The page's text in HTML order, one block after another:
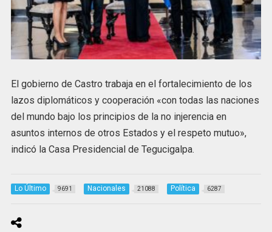
El gobierno de Castro trabaja en el fortalecimiento de los
lazos diplomáticos y cooperación «con todas las naciones
del mundo bajo los principios de la no injerencia en
asuntos internos de otros Estados y el respeto mutuo»,
indicó la Casa Presidencial de Tegucigalpa.
Lo Último 9691 Nacionales 21088 Política 6287